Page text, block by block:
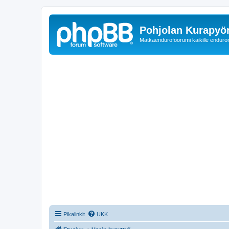
Pohjolan
Matkaendurofoorumi kaikille
Pikalinkit UKK